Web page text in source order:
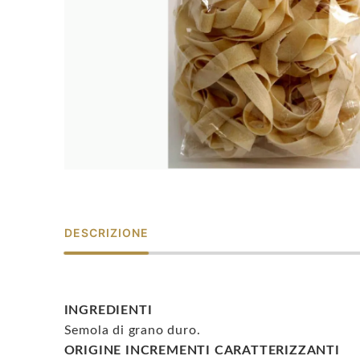
DESCRIZIONE
INGREDIENTI
Semola di grano duro.
ORIGINE INCREMENTI CARATTERIZZANTI